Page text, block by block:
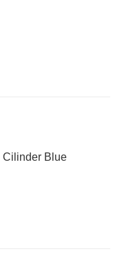
Cilinder Blue